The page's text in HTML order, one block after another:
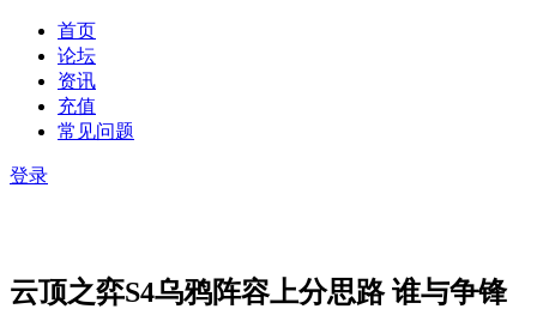
首页
论坛
资讯
充值
常见问题
登录
云顶之弈S4乌鸦阵容上分思路 谁与争锋